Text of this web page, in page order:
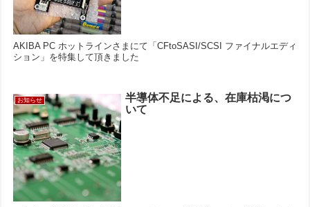
AKIBA PC ホットラインさまにて「CFtoSASI/SCSI ファイナルエディ
ション」を特集して頂きました
お知らせ
半導体不足による、在庫枯渇につ
いて